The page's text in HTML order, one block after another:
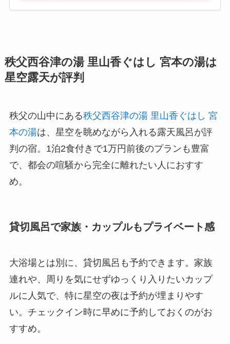
秩父西谷津の湯 里山香ぐはし 宮本の湯は
星空露天が評判
秩父の山中にある秩父西谷津の湯 里山香ぐはし 宮
本の湯は、星空を眺めながら入れる露天風呂が評
判の宿。1泊2食付きで1万円前後のプランも豊富
で、都会の喧騒から完全に離れたい人におすす
め。
貸切風呂で家族・カップルもプライベート感
大浴場とは別に、貸切風呂も予約できます。家族
連れや、周りを気にせずゆっくり入りたいカップ
ルに人気で、特に星空の夜は予約が埋まりやす
い。チェックイン時に早めに予約しておくのがお
すすめ。